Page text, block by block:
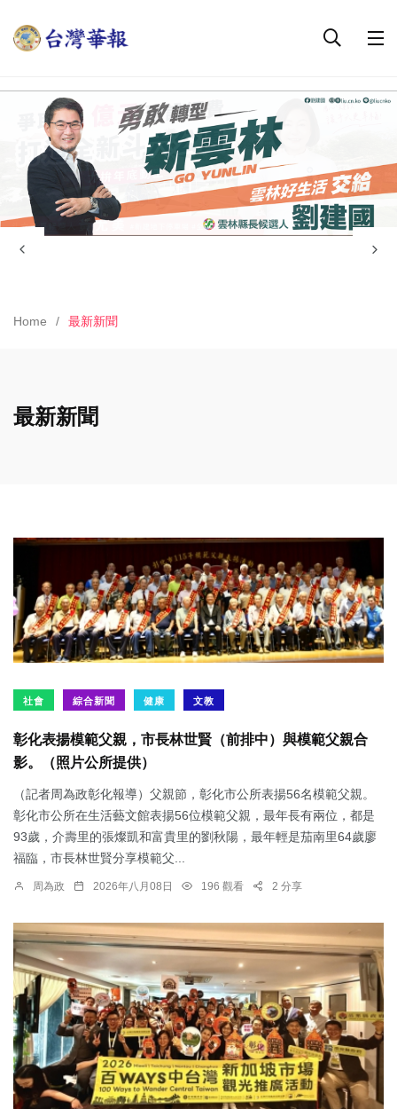
Home 最新新聞
最新新聞
社會 綜合新聞 健康 文教
彰化表揚模範父親，市長林世賢（前排中）與模範父親合
影。（照片公所提供）
（記者周為政彰化報導）父親節，彰化市公所表揚56名模範父親。
彰化市公所在生活藝文館表揚56位模範父親，最年長有兩位，都是
93歲，介壽里的張燦凱和富貴里的劉秋陽，最年輕是茄南里64歲廖
福臨，市長林世賢分享模範父...
周為政 2026年八月08日 196 觀看 2 分享